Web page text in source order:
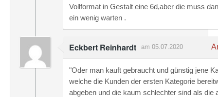
Vollformat in Gestalt eine 6d,aber die muss
ein wenig warten .
Eckbert Reinhardt am 05.07.2020
"Oder man kauft gebraucht und günstig jene
welche die Kunden der ersten Kategorie
abgeben und die kaum schlechter sind als die